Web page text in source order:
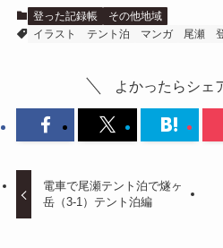
登った記録帳
その他地域
イラスト
テント泊 マンガ 尾瀬
よかったらシェ
電車で尾瀬テント泊で燧ヶ
岳（3-1）テント泊編